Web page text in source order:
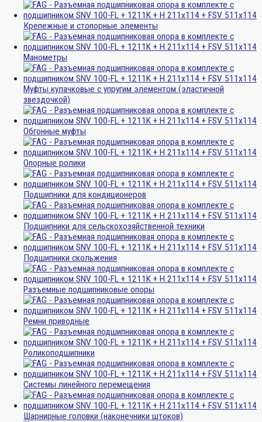
Крепежные и стопорные элементы
Манометры
Муфты кулачковые с упругим элементом (эластичной
звездочкой)
Обгонные муфты
Опорные ролики
Подшипники для кондиционеров
Подшипники для сельскохозяйственной техники
Подшипники скольжения
Разъемные подшипниковые опоры
Ремни приводные
Роликоподшипники
Системы линейного перемещения
Шарнирные головки (наконечники штоков)